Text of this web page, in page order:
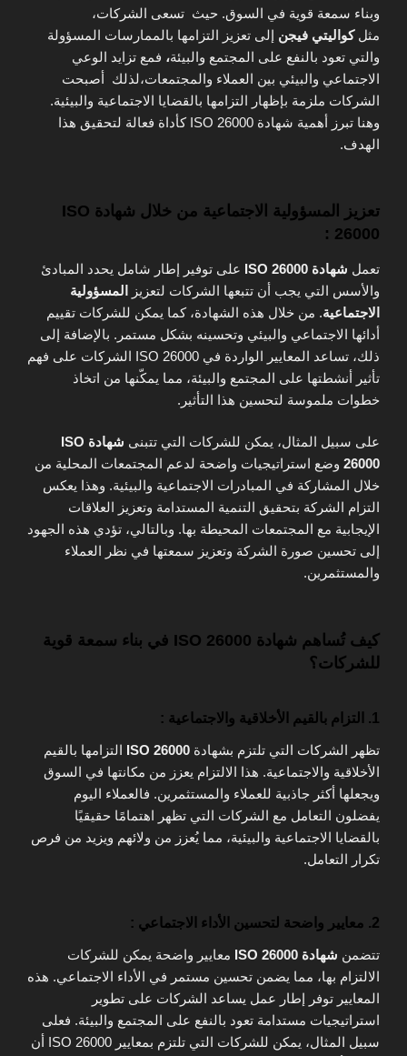
وبناء سمعة قوية في السوق. حيث تسعى الشركات،
مثلكواليتي فيجن إلى تعزيز التزامها بالممارسات المسؤولة
والتي تعود بالنفع على المجتمع والبيئة، فمع تزايد الوعي
الاجتماعي والبيئي بين العملاء والمجتمعات،لذلك أصبحت
الشركات ملزمة بإظهار التزامها بالقضايا الاجتماعية والبيئية.
وهنا تبرز أهمية شهادة ISO 26000 كأداة فعالة لتحقيق هذا
الهدف.
تعزيز المسؤولية الاجتماعية من خلال شهادة ISO
26000 :
تعمل شهادة ISO 26000
على توفير إطار شامل يحدد المبادئ
والأسس التي يجب أن تتبعها الشركات لتعزيز
المسؤولية
الاجتماعية. من خلال هذه الشهادة، كما يمكن للشركات تقييم
أدائها الاجتماعي والبيئي وتحسينه بشكل مستمر. بالإضافة إلى
ذلك، تساعد المعايير الواردة في ISO 26000 الشركات على فهم
تأثير أنشطتها على المجتمع والبيئة، مما يمكّنها من اتخاذ
خطوات ملموسة لتحسين هذا التأثير.
على سبيل المثال، يمكن للشركات التي تتبنى
شهادة ISO
26000 وضع استراتيجيات واضحة لدعم المجتمعات المحلية من
خلال المشاركة في المبادرات الاجتماعية والبيئية. وهذا يعكس
التزام الشركة بتحقيق التنمية المستدامة وتعزيز العلاقات
الإيجابية مع المجتمعات المحيطة بها. وبالتالي، تؤدي هذه الجهود
إلى تحسين صورة الشركة وتعزيز سمعتها في نظر العملاء
والمستثمرين.
كيف تُساهم شهادة ISO 26000 في بناء سمعة قوية
للشركات؟
1. التزام بالقيم الأخلاقية والاجتماعية :
تظهر الشركات التي تلتزم بشهادة ISO 26000 التزامها بالقيم
الأخلاقية والاجتماعية. هذا الالتزام يعزز من مكانتها في السوق
ويجعلها أكثر جاذبية للعملاء والمستثمرين. فالعملاء اليوم
يفضلون التعامل مع الشركات التي تظهر اهتمامًا حقيقيًا
بالقضايا الاجتماعية والبيئية، مما يُعزز من ولائهم ويزيد من فرص
تكرار التعامل.
2. معايير واضحة لتحسين الأداء الاجتماعي :
تتضمن شهادة ISO 26000
معايير واضحة يمكن للشركات
الالتزام بها، مما يضمن تحسين مستمر في الأداء الاجتماعي. هذه
المعايير توفر إطار عمل يساعد الشركات على تطوير
استراتيجيات مستدامة تعود بالنفع على المجتمع والبيئة. فعلى
سبيل المثال، يمكن للشركات التي تلتزم بمعايير ISO 26000 أن